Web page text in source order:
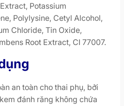
Potassium
Polylysine, Cetyl Alcohol,
Chloride, Tin Oxide,
Root Extract, CI 77007.
an toàn cho thai phụ, bởi
đánh răng không chứa